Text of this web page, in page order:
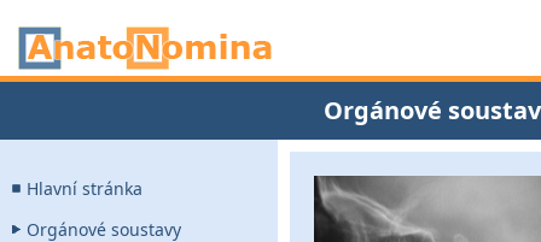
Orgánové
Hlavní stránka
Orgánové soustavy